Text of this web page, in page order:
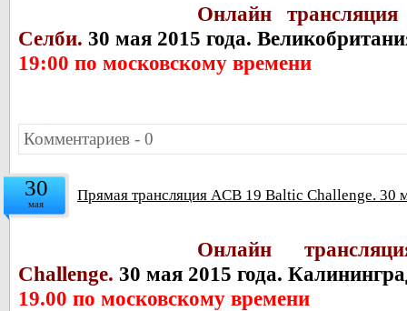
Онлайн
Селби. 30 мая 2015 года.
19:00 по московскому времени
Комментариев - 0
30
мая Прямая трансляция ACB 19 Baltic Challenge. 30
Онлайн
Challenge. 30 мая 2015 года.
19.00 по московскому времени